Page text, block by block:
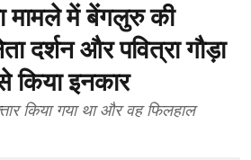
मामले में बेंगलुरु की
दर्शन और पवित्रा गौड़ा
किया इनकार
किया गया था और वह फिलहाल